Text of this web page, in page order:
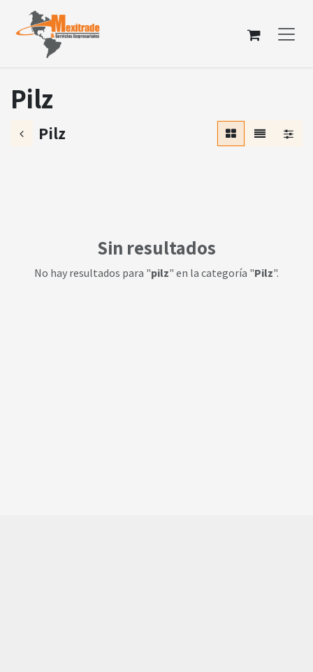
Ir al contenido
Pilz
Pilz
Sin resultados
No hay resultados para "pilz" en la categoría "Pilz".